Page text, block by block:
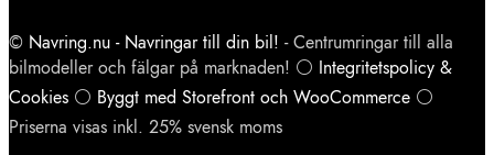
© Navring.nu - Navringar till din bil! - Centrumringar till alla
bilmodeller och fälgar på marknaden! ⚪ Integritetspolicy &
Cookies ⚪ Byggt med Storefront och WooCommerce ⚪
Priserna visas inkl. 25% svensk moms